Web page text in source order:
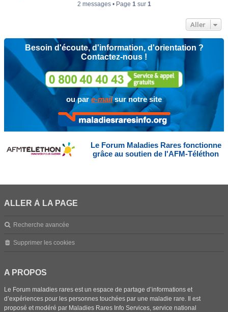
2 messages • Page 1sur 1
Aller
Besoin d'écoute, d'information, d'orientation ?
Contactez-nous !
ou pare-mailsur notre site
Le Forum Maladies Rares fonctionne
grâce au soutien de l'AFM-Téléthon
ALLER À LA PAGE
Recherche avancée
Supprimer les cookies
A PROPOS
Le Forum maladies rares est un espace de partage d’informations et
d’expériences pour les personnes touchées par une maladie rare. Il est
proposé et modéré par Maladies Rares Info Services, service national